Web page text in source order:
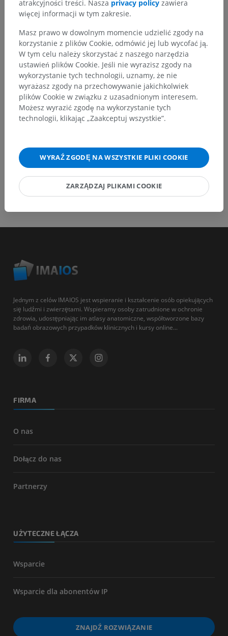
Zauważyłeś błąd?
Zachęcamy do przesyłania sugestii poprawek,
tłumaczeń lub innych treści, które przełożą się na
lepszą jakość materiałów.
Zgłoś problem
POBIERZ APLIKACJĘ
Jednym z celów IMAIOS jest wspieranie i kształcenie osób opiekujących
się ludźmi i zwierzętami. Wspieramy osoby zatrudnione w ochronie
zdrowia, udostępniając im atlasy anatomiczne, współtworzone bazy
badań obrazowych przypadków klinicznych i kursy online...
FIRMA
O nas
Dołącz do nas
Partnerzy
UŻYTECZNE ŁĄCZA
Wsparcie
Wsparcie dla abonentów IP
ZNAJDŹ ROZWIĄZANIE
atrakcyjności treści. Nasza privacy policy zawiera
więcej informacji w tym zakresie.
Masz prawo w dowolnym momencie udzielić zgody na
korzystanie z plików Cookie, odmówić jej lub wycofać ją.
W tym celu należy skorzystać z naszego narzędzia
ustawień plików Cookie. Jeśli nie wyrazisz zgody na
wykorzystanie tych technologii, uznamy, że nie
wyrażasz zgody na przechowywanie jakichkolwiek
plików Cookie w związku z uzasadnionym interesem.
Możesz wyrazić zgodę na wykorzystanie tych
technologii, klikając „Zaakceptuj wszystkie”.
WYRAŹ ZGODĘ NA WSZYSTKIE PLIKI COOKIE
ZARZĄDZAJ PLIKAMI COOKIE